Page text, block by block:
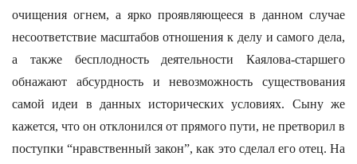
очищения огнем, а ярко проявляющееся в данном случае
несоответствие масштабов отношения к делу и самого дела,
а также бесплодность деятельности Каялова-старшего
обнажают абсурдность и невозможность существования
самой идеи в данных исторических условиях. Сыну же
кажется, что он отклонился от прямого пути, не претворил в
поступки “нравственный закон”, как это сделал его отец. На